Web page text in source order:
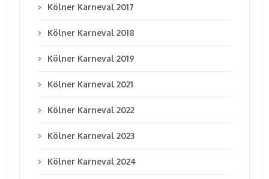
Kölner Karneval 2017
Kölner Karneval 2018
Kölner Karneval 2019
Kölner Karneval 2021
Kölner Karneval 2022
Kölner Karneval 2023
Kölner Karneval 2024